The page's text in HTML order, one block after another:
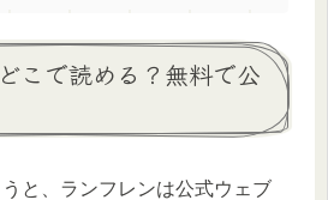
こで読める？無料で公
と、ランフレンは公式ウェブ